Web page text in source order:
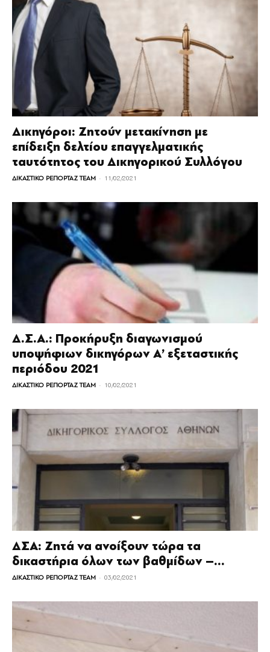
Δικηγόροι: Ζητούν μετακίνηση με
επίδειξη δελτίου επαγγελματικής
ταυτότητος του Δικηγορικού Συλλόγου
ΔΙΚΑΣΤΙΚΟ ΡΕΠΟΡΤΑΖ TEAM - 11/02/2021
Δ.Σ.Α.: Προκήρυξη διαγωνισμού
υποψήφιων δικηγόρων Α’ εξεταστικής
περιόδου 2021
ΔΙΚΑΣΤΙΚΟ ΡΕΠΟΡΤΑΖ TEAM - 10/02/2021
ΔΣΑ: Ζητά να ανοίξουν τώρα τα
δικαστήρια όλων των βαθμίδων –...
ΔΙΚΑΣΤΙΚΟ ΡΕΠΟΡΤΑΖ TEAM - 03/02/2021